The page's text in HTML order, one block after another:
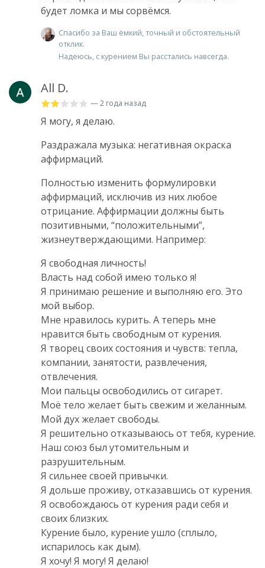
будет ломка и мы сорвёмся.
Спасибо за Ваш ёмкий, точный и обстоятельный
отклик.
Надеюсь, с курением Вы расстались навсегда.
All D.
— 2 года назад
Я могу, я делаю.
Раздражала музыка: негативная окраска
аффирмаций.
Полностью изменить формулировки
аффирмаций, исключив из них любое
отрицание. Аффирмации должны быть
позитивными, “положительными”,
жизнеутверждающими. Например:
Я свободная личность!
Власть над собой имею только я!
Я принимаю решение и выполняю его. Это
мой выбор.
Мне нравилось курить. А теперь мне
нравится быть свободным от курения.
Я творец своих состояния и чувств: тепла,
компании, занятости, развлечения,
отвлечения.
Мои пальцы освободились от сигарет.
Моё тело желает быть свежим и желанным.
Мой дух желает свободы.
Я решительно отказываюсь от тебя, курение.
Наш союз был утомительным и
разрушительным.
Я сильнее своей привычки.
Я дольше проживу, отказавшись от курения.
Я освобождаюсь от курения ради себя и
своих близких.
Курение было, курение ушло (сплыло,
испарилось как дым).
Я хочу! Я могу! Я делаю!